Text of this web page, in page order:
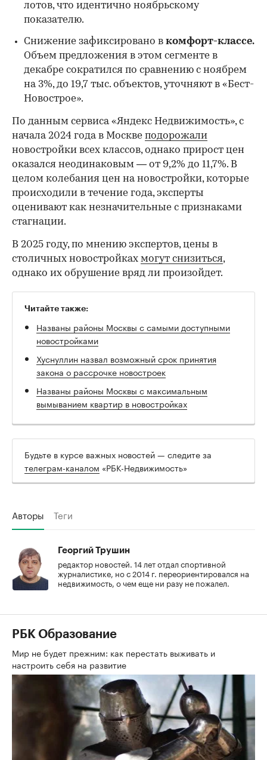
лотов, что идентично ноябрьскому
показателю.
Снижение зафиксировано в комфорт-классе.
Объем предложения в этом сегменте в
декабре сократился по сравнению с ноябрем
на 3%, до 19,7 тыс. объектов, уточняют в «Бест-
Новострое».
По данным сервиса «Яндекс Недвижимость», с
начала 2024 года в Москве подорожали
новостройки всех классов, однако прирост цен
оказался неодинаковым — от 9,2% до 11,7%. В
целом колебания цен на новостройки, которые
происходили в течение года, эксперты
оценивают как незначительные с признаками
стагнации.
В 2025 году, по мнению экспертов, цены в
столичных новостройках могут снизиться,
однако их обрушение вряд ли произойдет.
Читайте также:
Названы районы Москвы с самыми доступными
новостройками
Хуснуллин назвал возможный срок принятия
закона о рассрочке новостроек
Названы районы Москвы с максимальным
вымыванием квартир в новостройках
Будьте в курсе важных новостей — следите за
телеграм-каналом «РБК-Недвижимость»
Авторы Теги
Георгий Трушин
редактор новостей. 14 лет отдал спортивной
журналистике, но с 2014 г. переориентировался на
недвижимость, о чем еще ни разу не пожалел.
РБК Образование
Мир не будет прежним: как перестать выживать и
настроить себя на развитие